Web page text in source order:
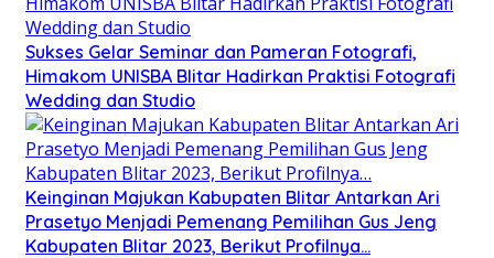
Sukses Gelar Seminar dan Pameran Fotografi,
Himakom UNISBA Blitar Hadirkan Praktisi Fotografi
Wedding dan Studio
Keinginan Majukan Kabupaten Blitar Antarkan Ari
Prasetyo Menjadi Pemenang Pemilihan Gus Jeng
Kabupaten Blitar 2023, Berikut Profilnya…